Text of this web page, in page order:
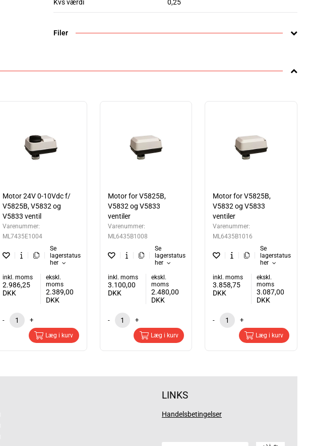
Kvs værdi 0,25
Filer
Motor 24V 0-10Vdc f/
V5825B, V5832 og
V5833 ventil
Varenummer:
ML7435E1004
Se
lagerstatus
her
inkl. moms
2.986,25
DKK
ekskl.
moms
2.389,00
DKK
- +
Læg i kurv
Motor for V5825B,
V5832 og V5833
ventiler
Varenummer:
ML6435B1008
Se
lagerstatus
her
inkl. moms
3.100,00
DKK
ekskl.
moms
2.480,00
DKK
- +
Læg i kurv
Motor for V5825B,
V5832 og V5833
ventiler
Varenummer:
ML6435B1016
Se
lagerstatus
her
inkl. moms
3.858,75
DKK
ekskl.
moms
3.087,00
DKK
- +
Læg i kurv
LINKS
Handelsbetingelser